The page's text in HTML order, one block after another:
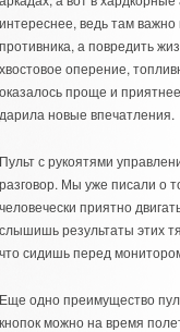
ведь там
а повредить
оперение,
проще и
новые впечатления.
с рукоятями
Мы уже писали о
приятно
результаты этих
сидишь перед
одно преимущество
можно на время